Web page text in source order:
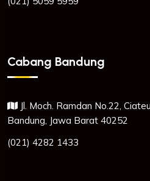
Cabang Bandung
Jl. Moch. Ramdan No.22,
Bandung, Jawa Barat 40252
(021) 4282 1433